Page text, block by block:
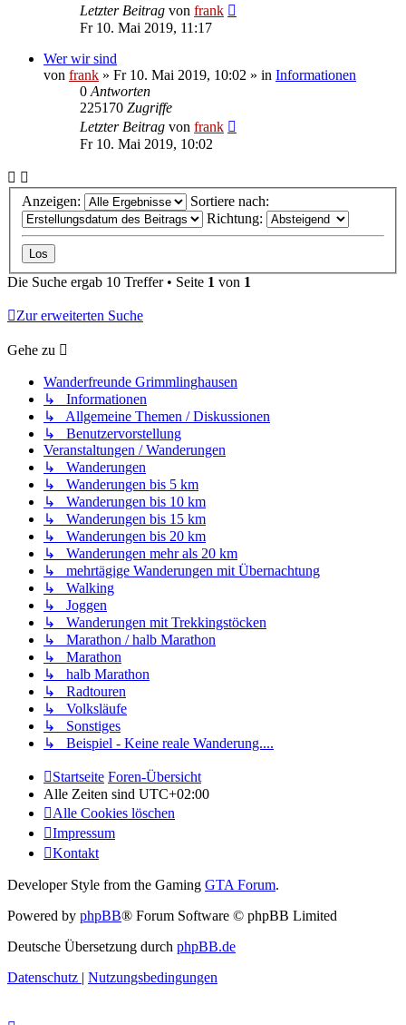
Letzter Beitrag von frank
Fr 10. Mai 2019, 11:17
Wer wir sind
von frank » Fr 10. Mai 2019, 10:02 » in Informationen
0 Antworten
225170 Zugriffe
Letzter Beitrag von frank
Fr 10. Mai 2019, 10:02
Anzeigen:
Sortiere nach:
Richtung:
Die Suche ergab 10 Treffer • Seite 1 von 1
Zur erweiterten Suche
Gehe zu
Wanderfreunde Grimmlinghausen
↳ Informationen
↳ Allgemeine Themen / Diskussionen
↳ Benutzervorstellung
Veranstaltungen / Wanderungen
↳ Wanderungen
↳ Wanderungen bis 5 km
↳ Wanderungen bis 10 km
↳ Wanderungen bis 15 km
↳ Wanderungen bis 20 km
↳ Wanderungen mehr als 20 km
↳ mehrtägige Wanderungen mit Übernachtung
↳ Walking
↳ Joggen
↳ Wanderungen mit Trekkingstöcken
↳ Marathon / halb Marathon
↳ Marathon
↳ halb Marathon
↳ Radtouren
↳ Volksläufe
↳ Sonstiges
↳ Beispiel - Keine reale Wanderung....
Startseite Foren-Übersicht
Alle Zeiten sind UTC+02:00
Alle Cookies löschen
Impressum
Kontakt
Developer Style from the Gaming GTA Forum.
Powered by phpBB® Forum Software © phpBB Limited
Deutsche Übersetzung durch phpBB.de
Datenschutz
Nutzungsbedingungen